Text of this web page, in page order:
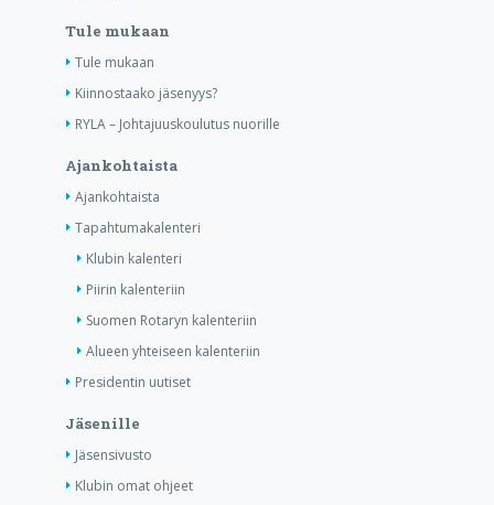
Tule mukaan
Tule mukaan
Kiinnostaako jäsenyys?
RYLA – Johtajuuskoulutus nuorille
Ajankohtaista
Ajankohtaista
Tapahtumakalenteri
Klubin kalenteri
Piirin kalenteriin
Suomen Rotaryn kalenteriin
Alueen yhteiseen kalenteriin
Presidentin uutiset
Jäsenille
Jäsensivusto
Klubin omat ohjeet